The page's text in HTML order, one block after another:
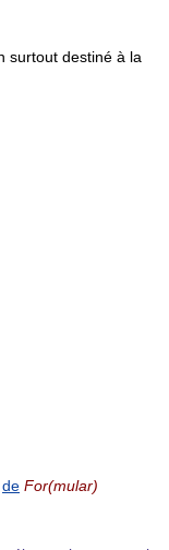
surtout destiné à la
de For(mular)